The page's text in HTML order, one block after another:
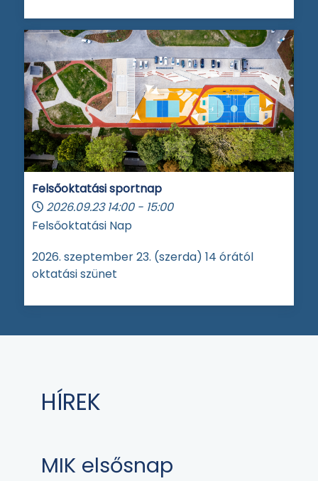
Felsőoktatási sportnap
2026.09.23 14:00 - 15:00
Felsőoktatási Nap
2026. szeptember 23. (szerda) 14 órától
oktatási szünet
HÍREK
MIK elsősnap